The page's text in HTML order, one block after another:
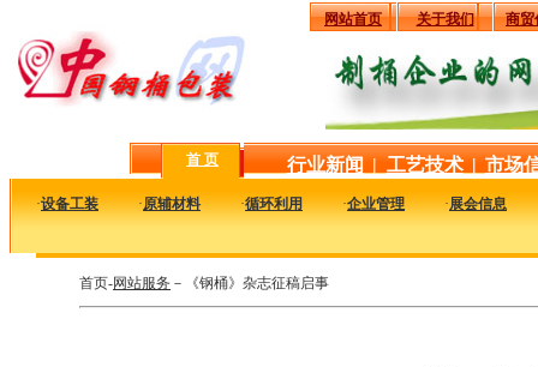
网站首页 关于我们 商贸
首 页 行业新闻 | 工艺技术 | 市场
·设备工装 ·原辅材料 ·循环利用 ·企业管理 ·展会信息
首页-网站服务 －《钢桶》杂志征稿启事